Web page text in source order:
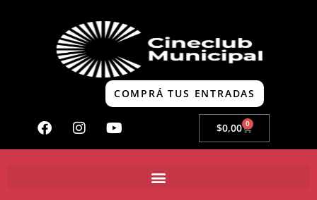
COMPRÁ TUS ENTRADAS
$0,00 0